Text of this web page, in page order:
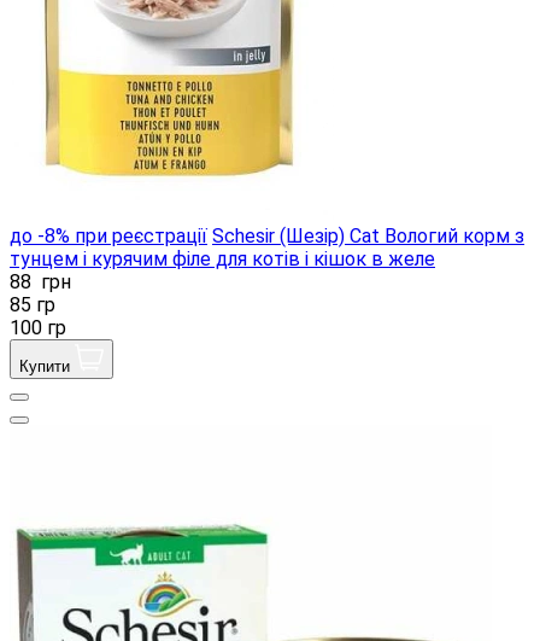
до -8% при реєстрації Schesir (Шезір) Cat Вологий корм з
тунцем і курячим філе для котів і кішок в желе
88 грн
85 гр
100 гр
Купити